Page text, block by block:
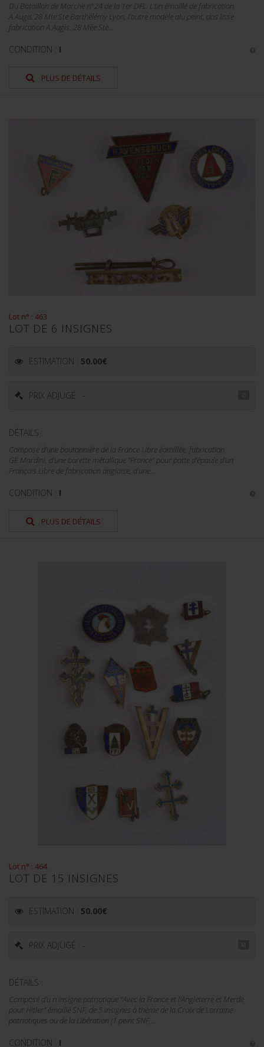
Du Bataillon de Marche n°24 de la 1er DFL. L'un émaillé de fabrication
A.Augis.28 Mte Ste Barthélémy Lyon, l'autre modèle alu peint, dos lisse
fabrication A.Augis, 28 Mée Ste...
CONDITION : I
PLUS DE DÉTAILS
Lot n° : 463
LOT DE 6 INSIGNES
ESTIMATION : 50.00€
PRIX ADJUGÉ : -
DÉTAILS :
Composé d'une boutonnière de la France Libre éamillée, fabrication
GE.Mardini, d'une barette métallique "France" pour patte d'épaule d'un
Français Libre de fabrication anglaise, d'une...
CONDITION : I
PLUS DE DÉTAILS
Lot n° : 464
LOT DE 15 INSIGNES
ESTIMATION : 50.00€
PRIX ADJUGÉ : -
DÉTAILS :
Composé d'u n insigne patriotique "Avec la France et l'Angleterre et Merde
pour Hitler" émaillé SNF, de 5 insignes à thème de la Croix de Lorraine
patriotiques ou de la Libération (1 peint SNF,...
CONDITION : I